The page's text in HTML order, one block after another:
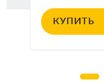
КУПИТЬ